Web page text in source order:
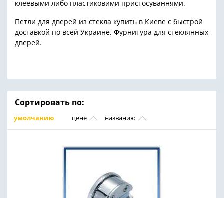
клеевыми либо пластиковими пристосуваннями.
Петли для дверей из стекла купить в Киеве с быстрой
доставкой по всей Украине. Фурнитура для стеклянных
дверей.
Сортировать по:
умолчанию цене названию